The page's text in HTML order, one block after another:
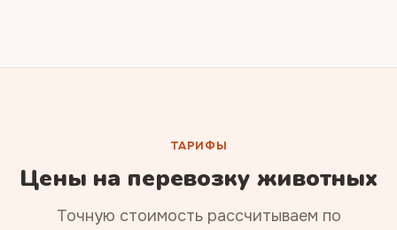
ТАРИФЫ
Цены на перевозку животных
Точную стоимость рассчитываем по